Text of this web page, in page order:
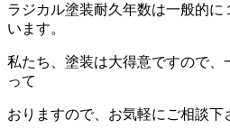
ラジカル塗装耐久年数は一般的に
います。
私たち、塗装は大得意ですので、
って
おりますので、お気軽にご相談下